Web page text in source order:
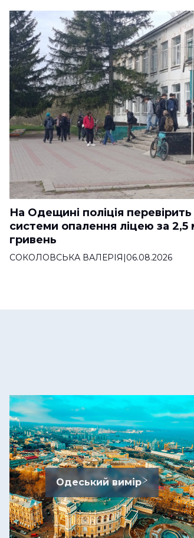
На Одещині поліція
системи опалення ліцею за 2,5
гривень
СОКОЛОВСЬКА ВАЛЕРІЯ|06.08.2026
Одеський вимір